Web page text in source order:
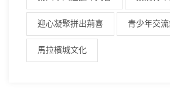
迎心凝聚拼出荊喜 青少年交流
馬拉檳城文化